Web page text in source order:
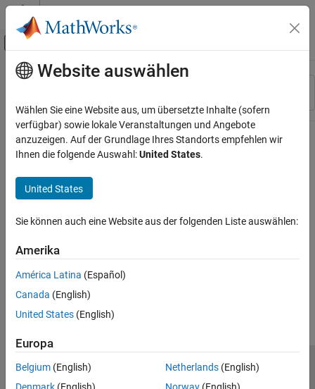
Weiter zum Inhalt
Umschaltung für Off-Canvas-
Ressource
Hauptinhalt
Website auswählen
Wählen Sie eine Website aus, um übersetzte Inhalte (sofern
verfügbar) sowie lokale Veranstaltungen und Angebote
anzuzeigen. Auf der Grundlage Ihres Standorts empfehlen wir
Ihnen die folgende Auswahl:United States.
United States
Sie können auch eine Website aus der folgenden Liste auswählen:
Amerika
América Latina (Español)
Canada (English)
United States (English)
Europa
Belgium (English)
Netherlands(English)
Trust Center
Datenschutz-Richtlinien